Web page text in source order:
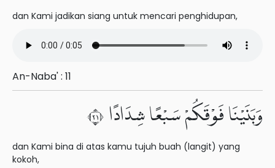
dan Kami jadikan siang untuk mencari penghidupan,
An-Naba' : 11
وَبَنَيْنَا فَوْقَكُمْ سَبْعًا شِدَادًا ١٢
dan Kami bina di atas kamu tujuh buah (langit) yang
kokoh,